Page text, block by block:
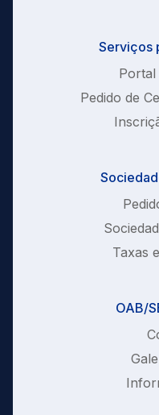
Serviços
Portal
Pedido de
Taxas
OAB/